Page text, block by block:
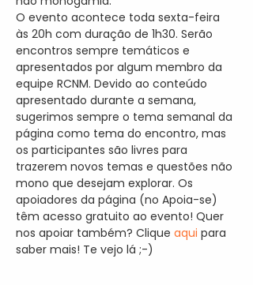
O evento acontece toda sexta-feira
às 20h com duração de 1h30. Serão
encontros sempre temáticos e
apresentados por algum membro da
equipe RCNM. Devido ao conteúdo
apresentado durante a semana,
sugerimos sempre o tema semanal da
página como tema do encontro, mas
os participantes são livres para
trazerem novos temas e questões não
mono que desejam explorar. Os
apoiadores da página (no Apoia-se)
têm acesso gratuito ao evento! Quer
nos apoiar também? Clique aqui para
saber mais! Te vejo lá ;-)